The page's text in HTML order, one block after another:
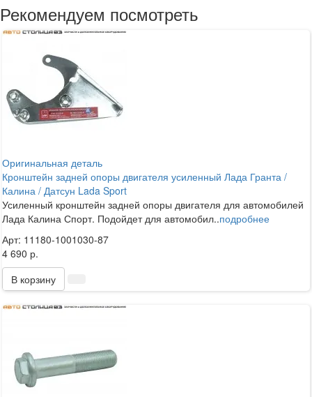
Рекомендуем посмотреть
Оригинальная деталь
Кронштейн задней опоры двигателя усиленный Лада Гранта /
Калина / Датсун Lada Sport
Усиленный кронштейн задней опоры двигателя для автомобилей
Лада Калина Спорт. Подойдет для автомобил..подробнее
Арт: 11180-1001030-87
4 690 р.
В корзину